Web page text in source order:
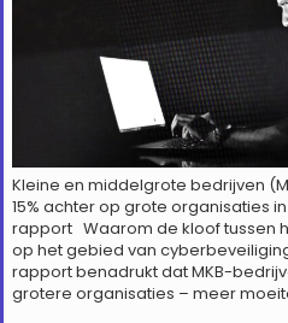
Kleine en middelgrote bedrijven
15% achter op grote organisaties
rapport Waarom de kloof tussen
op het gebied van
rapport benadrukt dat MKB-
grotere organisaties – meer